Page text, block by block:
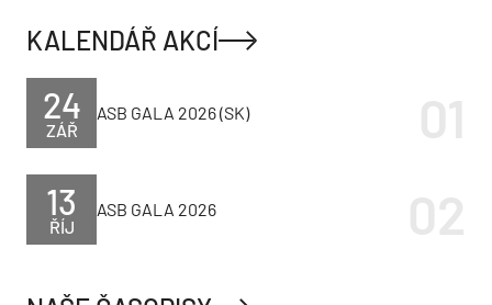
KALENDÁŘ AKCÍ
ZÁŘ
24 ASB GALA 2026 (SK)
ŘÍJ
13 ASB GALA 2026